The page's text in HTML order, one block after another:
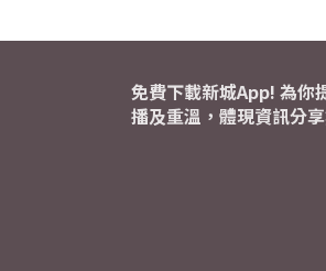
免費下載新城App! 為你
播及重溫，體現資訊分享